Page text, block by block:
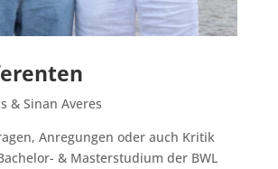
& Sinan Averes
Anregungen oder auch Kritik
& Masterstudium der BWL